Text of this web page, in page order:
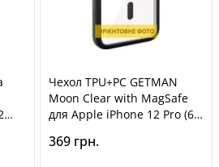
Чехол TPU+PC GETMAN
Moon Clear with MagSafe
для Apple iPhone 12 Pro (6.1
369 грн.